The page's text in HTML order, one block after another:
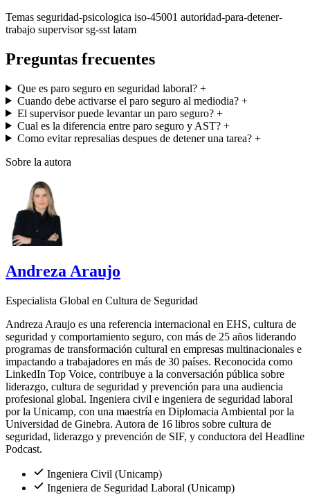
Temas seguridad-psicologica iso-45001 autoridad-para-detener-
trabajo supervisorsg-sst latam
Preguntas frecuentes
Que es paro seguro en seguridad laboral?+
Cuando debe activarse el paro seguro al mediodia?+
El supervisor puede levantar un paro seguro?+
Cual es la diferencia entre paro seguro y AST?+
Como evitar represalias despues de detener una tarea?+
Sobre la autora
Andreza Araujo
Especialista Global en Cultura de Seguridad
Andreza Araujo es una referencia internacional en EHS, cultura de
seguridad y comportamiento seguro, con más de 25 años liderando
programas de transformación cultural en empresas multinacionales e
impactando a trabajadores en más de 30 países. Reconocida como
LinkedIn Top Voice, contribuye a la conversación pública sobre
liderazgo, cultura de seguridad y prevención para una audiencia
profesional global. Ingeniera civil e ingeniera de seguridad laboral
por la Unicamp, con una maestría en Diplomacia Ambiental por la
Universidad de Ginebra. Autora de 16 libros sobre cultura de
seguridad, liderazgo y prevención de SIF, y conductora del Headline
Podcast.
Ingeniera Civil (Unicamp)
Ingeniera de Seguridad Laboral (Unicamp)